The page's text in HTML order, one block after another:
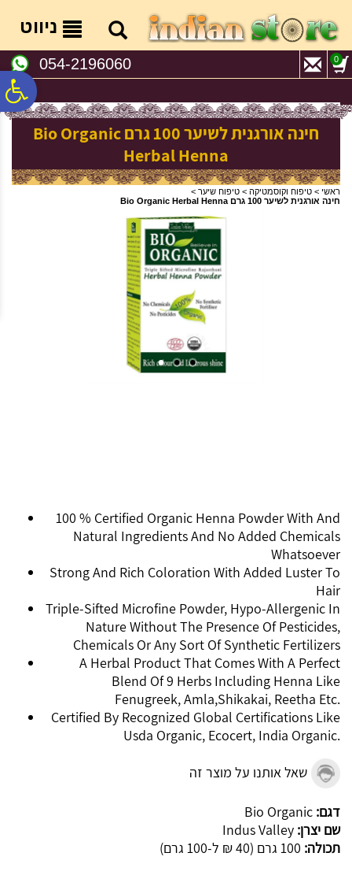
נגישות
אתר
המרכזי
ניווט
054-2196060 0
חינה אורגנית לשיער 100 גרם Bio Organic
Herbal Henna
ראשי > טיפוח וקוסמטיקה > טיפוח שיער >
חינה אורגנית לשיער 100 גרם Bio Organic Herbal Henna
100 % Certified Organic Henna Powder With And
Natural Ingredients And No Added Chemicals
Whatsoever
Strong And Rich Coloration With Added Luster To
Hair
Triple-Sifted Microfine Powder, Hypo-Allergenic In
Nature Without The Presence Of Pesticides,
Chemicals Or Any Sort Of Synthetic Fertilizers
A Herbal Product That Comes With A Perfect
Blend Of 9 Herbs Including Henna Like
Fenugreek, Amla,Shikakai, Reetha Etc.
Certified By Recognized Global Certifications Like
Usda Organic, Ecocert, India Organic.
שאל אותנו על מוצר זה
דגם: Bio Organic
שם יצרן: Indus Valley
תכולה: 100 גרם (40 ₪ ל-100 גרם)